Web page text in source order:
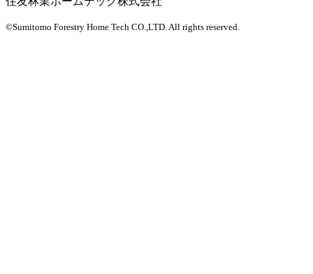
©Sumitomo Forestry Home Tech CO.,LTD. All rights reserved.